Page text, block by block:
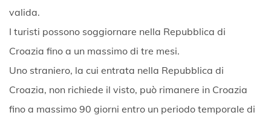
valida.
I turisti possono soggiornare nella Repubblica di
Croazia fino a un massimo di tre mesi.
Uno straniero, la cui entrata nella Repubblica di
Croazia, non richiede il visto, può rimanere in Croazia
fino a massimo 90 giorni entro un periodo temporale di